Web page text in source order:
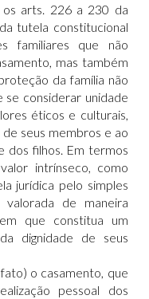
os arts. 226 a 230 da
tutela constitucional
familiares que não
mas também
da família não
considerar unidade
éticos e culturais,
de seus membros e ao
dos filhos. Em termos
intrínseco, como
jurídica pelo simples
de maneira
que constitua um
dignidade de seus
o casamento, que
pessoal dos